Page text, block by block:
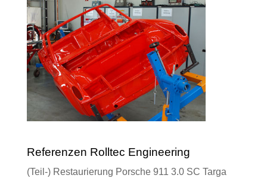
Referenzen Rolltec Engineering
(Teil-) Restaurierung Porsche 911 3.0 SC Targa